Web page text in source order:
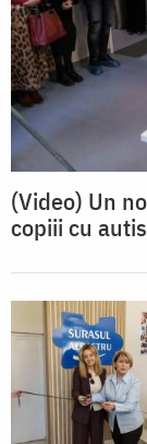
(Video) Un
copiii cu